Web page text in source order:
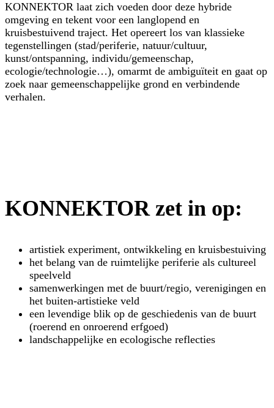
KONNEKTOR laat zich voeden door deze hybride
omgeving en tekent voor een langlopend en
kruisbestuivend traject. Het opereert los van klassieke
tegenstellingen (stad/periferie, natuur/cultuur,
kunst/ontspanning, individu/gemeenschap,
ecologie/technologie…), omarmt de ambiguïteit en gaat op
zoek naar gemeenschappelijke grond en verbindende
verhalen.
KONNEKTORzet in op:
artistiek experiment, ontwikkeling en kruisbestuiving
het belang van de ruimtelijke periferie als cultureel
speelveld
samenwerkingen met de buurt/regio, verenigingen en
het buiten-artistieke veld
een levendige blik op de geschiedenis van de buurt
(roerend en onroerend erfgoed)
landschappelijke en ecologische reflecties